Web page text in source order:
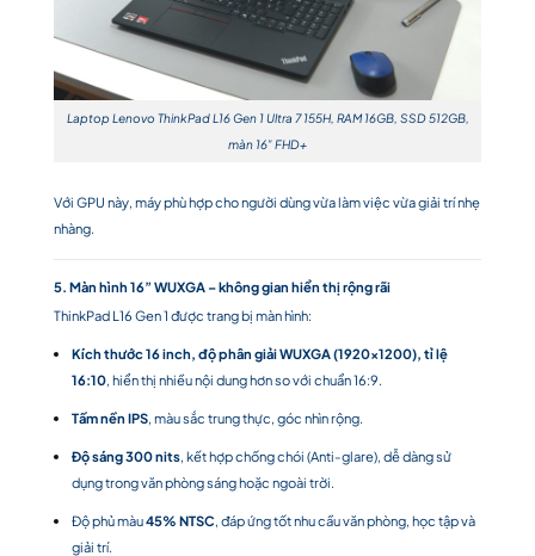
Laptop Lenovo ThinkPad L16 Gen 1 Ultra 7 155H, RAM 16GB, SSD 512GB,
màn 16” FHD+
Với GPU này, máy phù hợp cho người dùng vừa làm việc vừa giải trí nhẹ
nhàng.
5. Màn hình 16” WUXGA – không gian hiển thị rộng rãi
ThinkPad L16 Gen 1 được trang bị màn hình:
Kích thước 16 inch, độ phân giải WUXGA (1920×1200), tỉ lệ
16:10, hiển thị nhiều nội dung hơn so với chuẩn 16:9.
Tấm nền IPS, màu sắc trung thực, góc nhìn rộng.
Độ sáng 300 nits, kết hợp chống chói (Anti-glare), dễ dàng sử
dụng trong văn phòng sáng hoặc ngoài trời.
Độ phủ màu45% NTSC , đáp ứng tốt nhu cầu văn phòng, học tập và
giải trí.